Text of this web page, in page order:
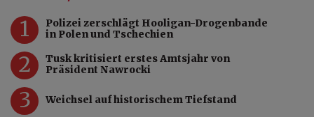
1
Polizei zerschlägt Hooligan-Drogenbande
in Polen und Tschechien
2
Tusk kritisiert erstes Amtsjahr von
Präsident Nawrocki
3 Weichsel auf historischem Tiefstand